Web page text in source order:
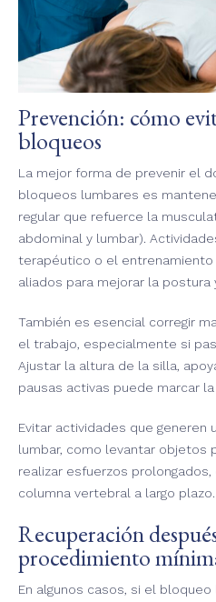
Prevención: cómo
bloqueos
La mejor forma de prevenir el
bloqueos lumbares es
regular que refuerce la
abdominal y lumbar).
terapéutico o el entrenamiento
aliados para mejorar la
También es esencial corregir
el trabajo, especialmente si
Ajustar la altura de la silla,
pausas activas puede marcar
Evitar actividades que generen
lumbar, como levantar objetos
realizar esfuerzos
columna vertebral a largo plazo.
Recuperación
procedimiento
En algunos casos, si el